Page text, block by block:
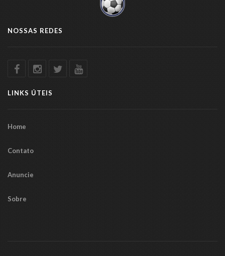
NOSSAS REDES
LINKS ÚTEIS
Home
Contato
Anuncie
Sobre